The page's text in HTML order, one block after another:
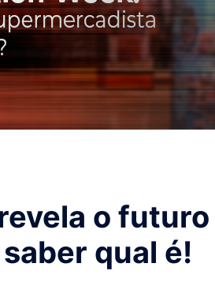
o
qual é!